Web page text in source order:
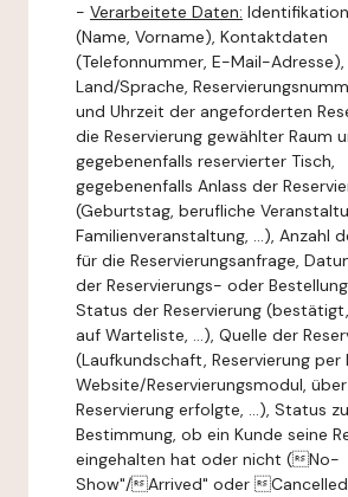
- Verarbeitete Daten:
(Name, Vorname), Kontaktdaten
(Telefonnummer, E-Mail-Adresse),
Land/Sprache,
und Uhrzeit der angeforderten
die Reservierung gewählter Raum
gegebenenfalls reservierter Tisch,
gegebenenfalls Anlass der
(Geburtstag, berufliche
Familienveranstaltung, ...), Anzahl
für die Reservierungsanfrage,
der Reservierungs- oder
Status der Reservierung
auf Warteliste, ...), Quelle der
(Laufkundschaft, Reservierung per
Website/Reservierungsmodul,
Reservierung erfolgte, ...), Status
Bestimmung, ob ein Kunde seine
eingehalten hat oder nicht (No-
Show"/Arrived" oder